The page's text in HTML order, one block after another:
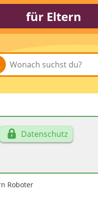
für Eltern
Datenschutz
Roboter